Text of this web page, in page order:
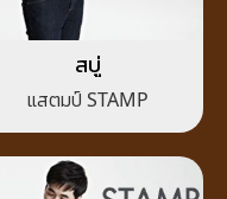
สบู่
แสตมป์ STAMP